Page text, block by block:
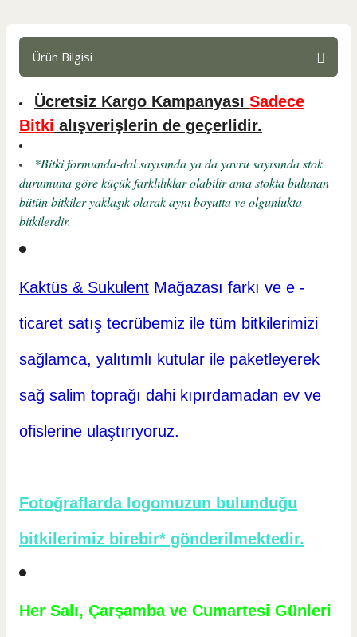
Ürün Bilgisi
Ücretsiz Kargo Kampanyası Sadece
Bitki alışverişlerin de geçerlidir.
*Bitki formunda-dal sayısında ya da yavru sayısında stok
durumuna göre küçük farklılıklar olabilir ama stokta bulunan
bütün bitkiler yaklaşık olarak aynı boyutta ve olgunlukta
bitkilerdir.
Kaktüs & Sukulent Mağazası farkı ve e -
ticaret satış tecrübemiz ile tüm bitkilerimizi
sağlamca, yalıtımlı kutular ile paketleyerek
sağ salim toprağı dahi kıpırdamadan ev ve
ofislerine ulaştırıyoruz.
Fotoğraflarda logomuzun bulunduğu
bitkilerimiz birebir* gönderilmektedir.
Her Salı, Çarşamba ve Cumartesi Günleri